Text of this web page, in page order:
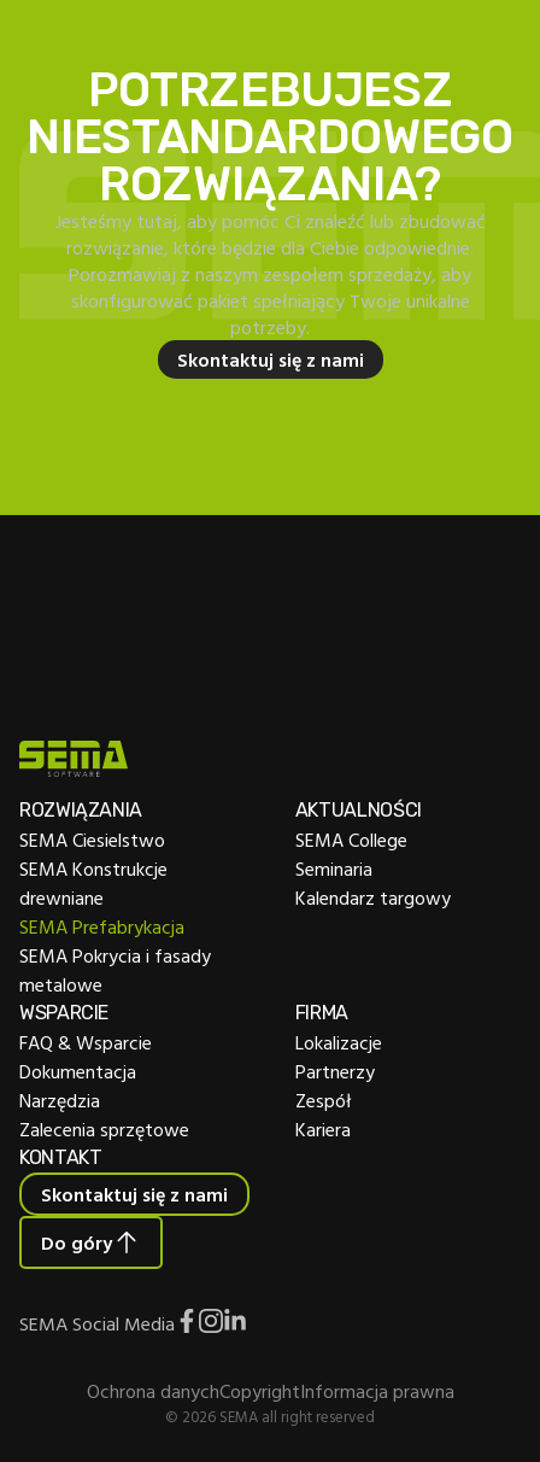
POTRZEBUJESZ
NIESTANDARDOWEGO
ROZWIĄZANIA?
Jesteśmy tutaj, aby pomóc Ci znaleźć lub zbudować
rozwiązanie, które będzie dla Ciebie odpowiednie.
Porozmawiaj z naszym zespołem sprzedaży, aby
skonfigurować pakiet spełniający Twoje unikalne
potrzeby.
Skontaktuj się z nami
ROZWIĄZANIA
SEMA Ciesielstwo
SEMA Konstrukcje
drewniane
SEMA Prefabrykacja
SEMA Pokrycia i fasady
metalowe
AKTUALNOŚCI
SEMA College
Seminaria
Kalendarz targowy
WSPARCIE
FAQ & Wsparcie
Dokumentacja
Narzędzia
Zalecenia sprzętowe
FIRMA
Lokalizacje
Partnerzy
Zespół
Kariera
KONTAKT
Skontaktuj się z nami
Do góry
SEMA Social Media
Ochrona danychCopyrightInformacja prawna
© 2026 SEMA all right reserved